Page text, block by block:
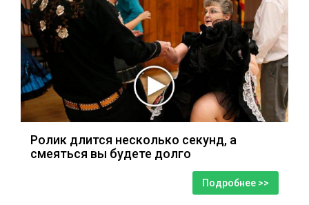
Ролик длится несколько секунд, а
смеяться вы будете долго
Подробнее >>